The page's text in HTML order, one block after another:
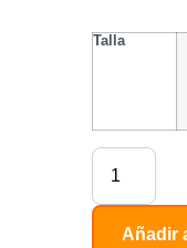
Talla
Añadir